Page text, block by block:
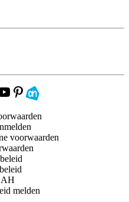
voorwaarden
AH
melden